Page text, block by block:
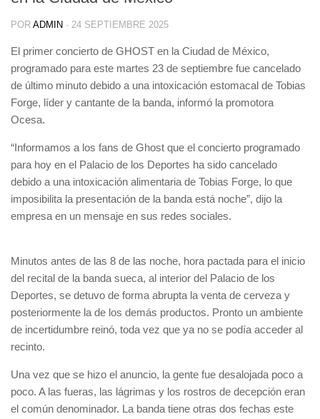
POR ADMIN · 24 SEPTIEMBRE 2025
El primer concierto de GHOST en la Ciudad de México,
programado para este martes 23 de septiembre fue cancelado
de último minuto debido a una intoxicación estomacal de Tobias
Forge, líder y cantante de la banda, informó la promotora
Ocesa.
“Informamos a los fans de Ghost que el concierto programado
para hoy en el Palacio de los Deportes ha sido cancelado
debido a una intoxicación alimentaria de Tobias Forge, lo que
imposibilita la presentación de la banda está noche”, dijo la
empresa en un mensaje en sus redes sociales.
Minutos antes de las 8 de las noche, hora pactada para el inicio
del recital de la banda sueca, al interior del Palacio de los
Deportes, se detuvo de forma abrupta la venta de cerveza y
posteriormente la de los demás productos. Pronto un ambiente
de incertidumbre reinó, toda vez que ya no se podía acceder al
recinto.
Una vez que se hizo el anuncio, la gente fue desalojada poco a
poco. A las fueras, las lágrimas y los rostros de decepción eran
el común denominador. La banda tiene otras dos fechas este